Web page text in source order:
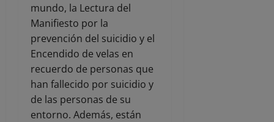
mundo, la Lectura del
Manifiesto por la
prevención del suicidio y el
Encendido de velas en
recuerdo de personas que
han fallecido por suicidio y
de las personas de su
entorno. Además, están